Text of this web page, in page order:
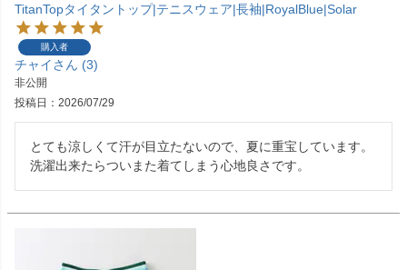
TitanTopタイタントップ|テニスウェア|長袖|RoyalBlue|Solar
購入者
チャイ 3
非公開
投稿日
2026/07/29
とても涼しくて汗が目立たないので、夏に重宝しています。
洗濯出来たらついまた着てしまう心地良さです。